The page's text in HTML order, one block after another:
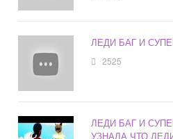
ЛЕДИ БАГ И
2525
ЛЕДИ БАГ И
УЗНАЛА ЧТО